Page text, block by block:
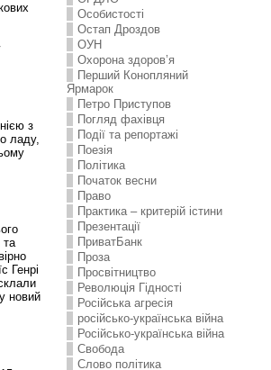
з
ладу,
та
Генрі
новий
Особистості
Остап Дроздов
ОУН
Охорона здоров’я
Перший Конопляний
Ярмарок
Петро Приступов
Погляд фахівця
Події та репортажі
Поезія
Політика
Початок весни
Право
Практика – критерій істини
Презентації
ПриватБанк
Проза
Просвітництво
Революція Гідності
Російська агресія
російсько-українська війна
Російсько-українська війна
Свобода
Слово політика